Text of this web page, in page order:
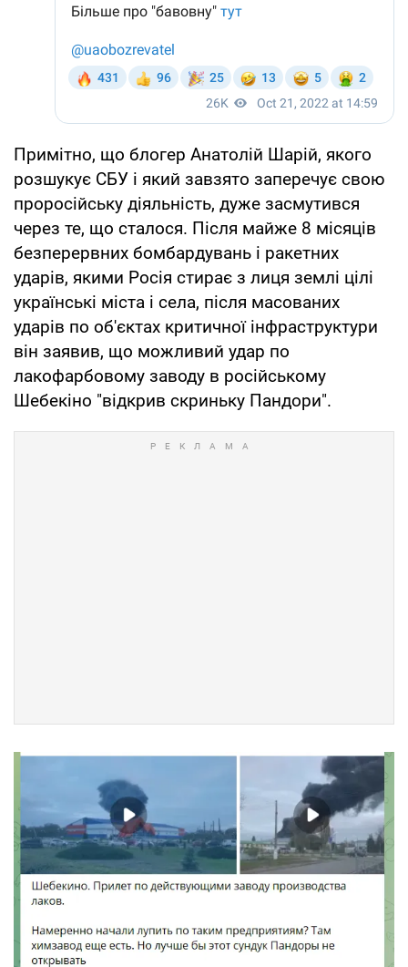
Примітно, що блогер Анатолій Шарій, якого
розшукує СБУ і який завзято заперечує свою
проросійську діяльність, дуже засмутився
через те, що сталося. Після майже 8 місяців
безперервних бомбардувань і ракетних
ударів, якими Росія стирає з лиця землі цілі
українські міста і села, після масованих
ударів по об'єктах критичної інфраструктури
він заявив, що можливий удар по
лакофарбовому заводу в російському
Шебекіно "відкрив скриньку Пандори".